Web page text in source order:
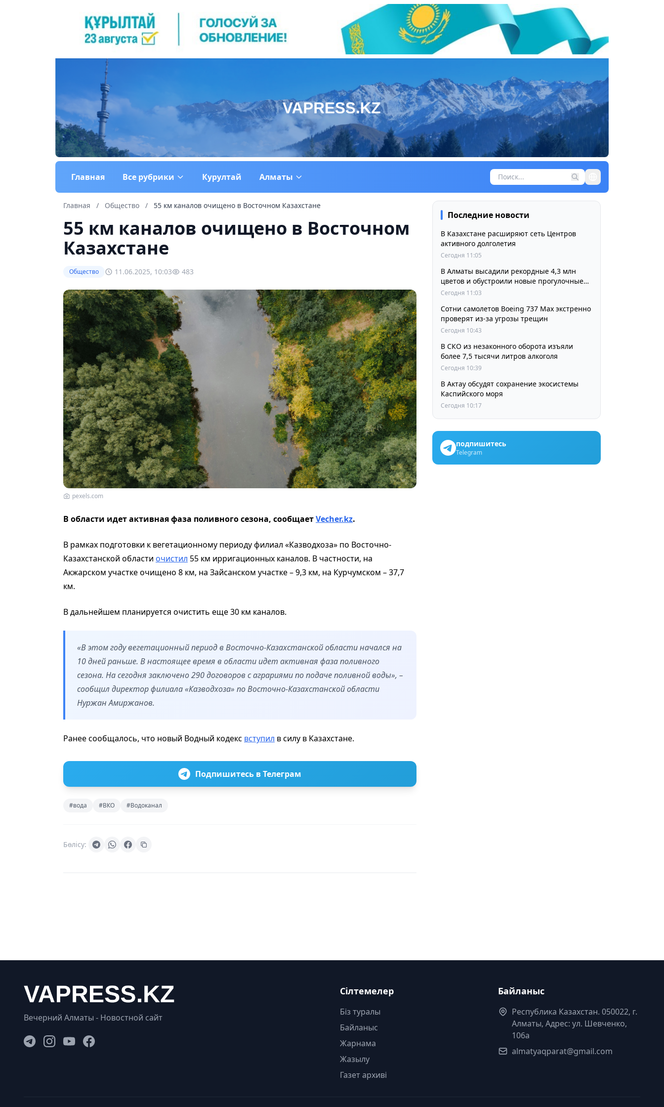
Главная Все рубрики Курултай Алматы
Главная / Общество / 55 км каналов очищено в Восточном Казахстане
55 км каналов очищено в Восточном
Казахстане
Общество 11.06.2025, 10:03 483
pexels.com
В области идет активная фаза поливного сезона, сообщаетVecher.kz.
В рамках подготовки к вегетационному периоду филиал «Казводхоза» по Восточно-
Казахстанской области очистил 55 км ирригационных каналов. В частности, на
Акжарском участке очищено 8 км, на Зайсанском участке – 9,3 км, на Курчумском – 37,7
км.
В дальнейшем планируется очистить еще 30 км каналов.
«В этом году вегетационный период в Восточно-Казахстанской области начался на
10 дней раньше. В настоящее время в области идет активная фаза поливного
сезона. На сегодня заключено 290 договоров с аграриями по подаче поливной воды», –
сообщил директор филиала «Казводхоза» по Восточно-Казахстанской области
Нуржан Амиржанов.
Ранее сообщалось, что новый Водный кодекс вступил в силу в Казахстане.
Подпишитесь в Телеграм
#вода #ВКО #Водоканал
Бөлісу:
Последние новости
В Казахстане расширяют сеть Центров
активного долголетия
Сегодня 11:05
В Алматы высадили рекордные 4,3 млн
цветов и обустроили новые прогулочные
зоны
Сегодня 11:03
Сотни самолетов Boeing 737 Max экстренно
проверят из-за угрозы трещин
Сегодня 10:43
В СКО из незаконного оборота изъяли
более 7,5 тысячи литров алкоголя
Сегодня 10:39
В Актау обсудят сохранение экосистемы
Каспийского моря
Сегодня 10:17
подпишитесь
Telegram
Вечерний Алматы - Новостной сайт
Сілтемелер
Біз туралы
Байланыс
Жарнама
Жазылу
Газет архиві
Байланыс
Республика Казахстан. 050022, г.
Алматы, Адрес: ул. Шевченко,
106а
almatyaqparat@gmail.com